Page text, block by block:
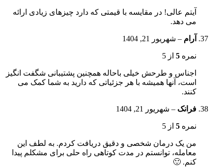
آیتم عالی! در مقایسه با قیمتی که دارد چیزهای زیادی ارائه
می دهد.
آرام – شهریور 21, 1404
نمره 5 از 5
اجناس و طرحش خیلی باحاله همچنین پشتیبانی شگفت انگیز
است، آنها همیشه با هر جزئیاتی که دارید به شما کمک می
کنند.
فرانک – شهریور 21, 1404
نمره 5 از 5
من یک درمان شخصی و دقیق دریافت کردم. به لطف این
معامله، توانستم در مدت کوتاهی راه حلی برای مشکلم پیدا
کنم. 🙂